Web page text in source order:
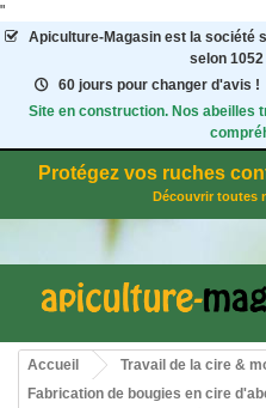
"
Apiculture-Magasinest la société
selon 1052
60 jours pour changer d'avis !
Site en construction. Nos abeilles
Protégez vos ruches
Découvrir toutes
Accueil
Travail de la cire &
Fabrication de bougies en cire